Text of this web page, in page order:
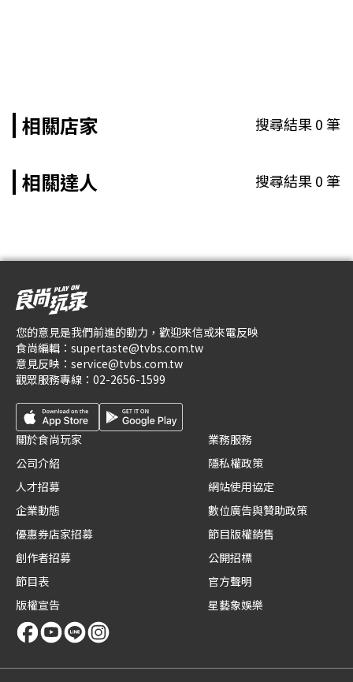
相關店家 搜尋結果0筆
相關達人 搜尋結果0筆
您的意見是我們前進的動力，歡迎來信或來電反映
食尚編輯： supertaste@tvbs.com.tw
意見反映： service@tvbs.com.tw
觀眾服務專線： 02-2656-1599
關於食尚玩家
公司介紹
人才招募
企業動態
優惠券店家招募
創作者招募
節目表
版權宣告
業務服務
隱私權政策
網站使用協定
數位廣告與贊助政策
節目版權銷售
公開招標
官方聲明
星藝象娛樂